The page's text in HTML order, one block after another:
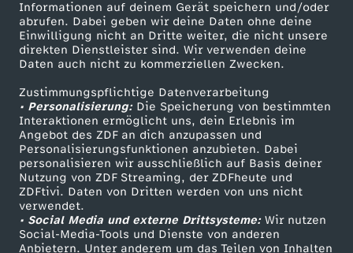
Informationen auf deinem Gerät speichern und/oder
abrufen. Dabei geben wir deine Daten ohne deine
Einwilligung nicht an Dritte weiter, die nicht unsere
direkten Dienstleister sind. Wir verwenden deine
Daten auch nicht zu kommerziellen Zwecken.
Zustimmungspflichtige Datenverarbeitung
• Personalisierung:Die Speicherung von bestimmten
Interaktionen ermöglicht uns, dein Erlebnis im
Angebot des ZDF an dich anzupassen und
Personalisierungsfunktionen anzubieten. Dabei
personalisieren wir ausschließlich auf Basis deiner
Nutzung von ZDF Streaming, der ZDFheute und
ZDFtivi. Daten von Dritten werden von uns nicht
verwendet.
• Social Media und externe Drittsysteme:Wir nutzen
Social-Media-Tools und Dienste von anderen
Anbietern. Unter anderem um das Teilen von Inhalten
a
-
F
u
ß
b
a
ZDF-Apps
Smart TV
ZDFtext
Livestreams
Sendungen A-Z
TV-Programm
ZDFmitreden
Kontakt zum ZDF
Tickets
Zuschauerservice
Hilfe
ZDF Unternehmen
Karriere